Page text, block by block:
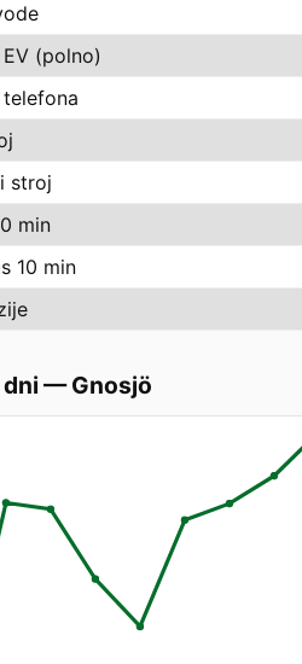
(polno)
stroj
min
10 min
—Gnosjö